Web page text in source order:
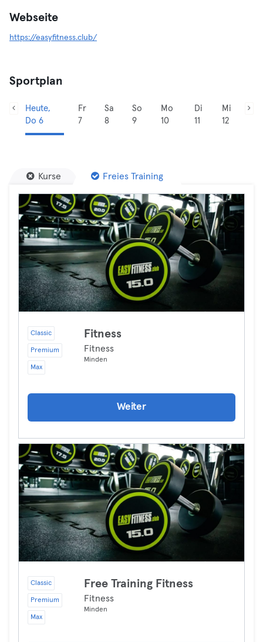
Webseite
https://easyfitness.club/
Sportplan
Heute,
Do 6
Fr
7
Sa
8
So
9
Mo
10
Di
11
Mi
12
Kurse Freies Training
Classic
Premium
Max
Fitness
Fitness
Minden
Weiter
Classic
Premium
Max
Free Training Fitness
Fitness
Minden